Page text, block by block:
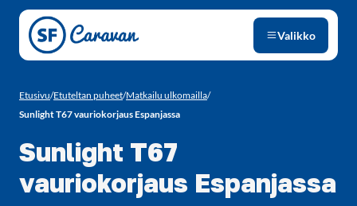
Siirry sivun sisältöön
Valikko
Etusivu/Etuteltan puheet/Matkailu ulkomailla/
Sunlight T67 vauriokorjaus Espanjassa
Sunlight T67
vauriokorjaus Espanjassa